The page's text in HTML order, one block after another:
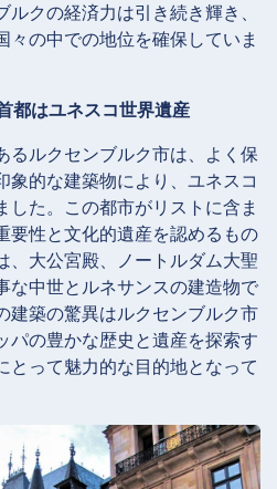
クの経済力は引き続き輝き、
々の中での地位を確保していま
都はユネスコ世界遺産
るルクセンブルク市は、よく保
象的な建築物により、ユネスコ
した。この都市がリストに含ま
要性と文化的遺産を認めるもの
、大公宮殿、ノートルダム大聖
な中世とルネサンスの建造物で
建築の驚異はルクセンブルク市
パの豊かな歴史と遺産を探索す
とって魅力的な目的地となって